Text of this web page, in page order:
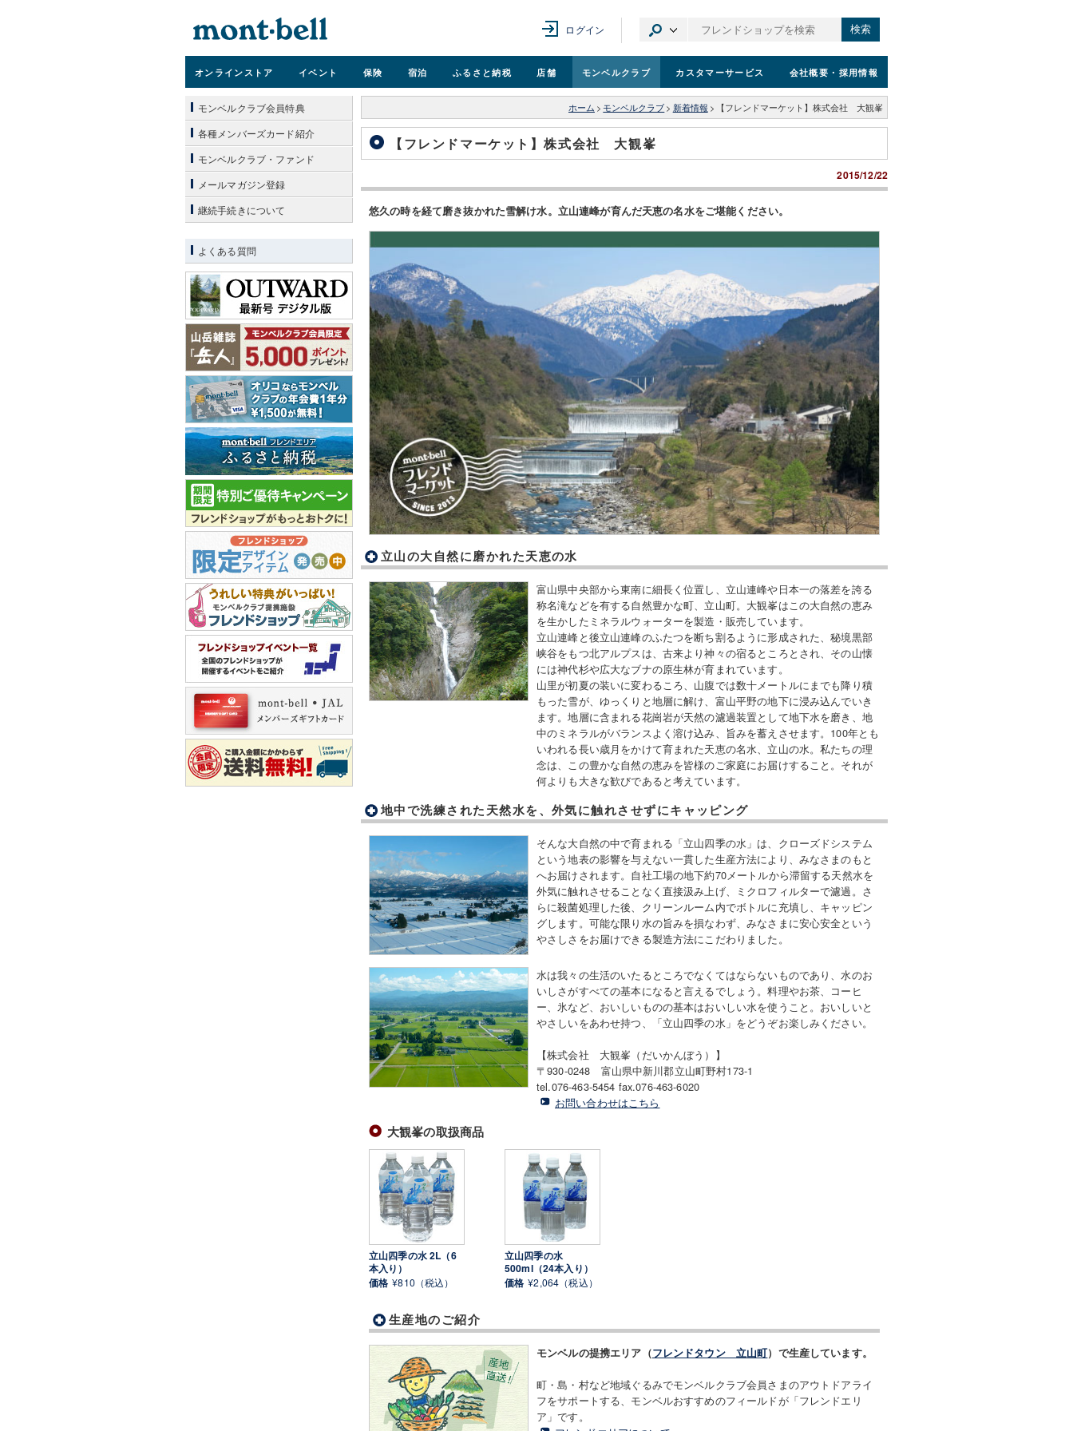
ログイン 検索
オンラインストア イベント 保険 宿泊 ふるさと納税 店舗 モンベルクラブ カスタマーサービス 会社概要 ・採用情報
ホーム > モンベルクラブ > 新着情報 > 【フレンドマーケット】株式会社 大観峯
【フレンドマーケット】株式会社 大観峯
2015/12/22
悠久の時を経て磨き抜かれた雪解け水。立山連峰が育んだ天恵の名水をご堪能ください。
立山の大自然に磨かれた天恵の水
富山県中央部から東南に細長く位置し、立山連峰や日本一の落差を誇る
称名滝などを有する自然豊かな町、立山町。大観峯はこの大自然の恵み
を生かしたミネラルウォーターを製造・販売しています。
立山連峰と後立山連峰のふたつを断ち割るように形成された、秘境黒部
峡谷をもつ北アルプスは、古来より神々の宿るところとされ、その山懐
には神代杉や広大なブナの原生林が育まれています。
山里が初夏の装いに変わるころ、山腹では数十メートルにまでも降り積
もった雪が、ゆっくりと地層に解け、富山平野の地下に浸み込んでいき
ます。地層に含まれる花崗岩が天然の濾過装置として地下水を磨き、地
中のミネラルがバランスよく溶け込み、旨みを蓄えさせます。100年とも
いわれる長い歳月をかけて育まれた天恵の名水、立山の水。私たちの理
念は、この豊かな自然の恵みを皆様のご家庭にお届けすること。それが
何よりも大きな歓びであると考えています。
地中で洗練された天然水を、外気に触れさせずにキャッピング
そんな大自然の中で育まれる「立山四季の水」は、クローズドシステム
という地表の影響を与えない一貫した生産方法により、みなさまのもと
へお届けされます。自社工場の地下約70メートルから滞留する天然水を
外気に触れさせることなく直接汲み上げ、ミクロフィルターで濾過。さ
らに殺菌処理した後、クリーンルーム内でボトルに充填し、キャッピン
グします。可能な限り水の旨みを損なわず、みなさまに安心安全という
やさしさをお届けできる製造方法にこだわりました。
水は我々の生活のいたるところでなくてはならないものであり、水のお
いしさがすべての基本になると言えるでしょう。料理やお茶、コーヒ
ー、氷など、おいしいものの基本はおいしい水を使うこと。おいしいと
やさしいをあわせ持つ、「立山四季の水」をどうぞお楽しみください。
【株式会社 大観峯（だいかんぼう）】
〒930-0248 富山県中新川郡立山町野村173-1
tel.076-463-5454 fax.076-463-6020
お問い合わせはこちら
大観峯の取扱商品
立山四季の水 2L（6
本入り）
価格 ¥810（税込）
立山四季の水
500ml（24本入り）
価格 ¥2,064（税込）
生産地のご紹介
モンベルの提携エリア（フレンドタウン 立山町）で生産しています。
町・島・村など地域ぐるみでモンベルクラブ会員さまのアウトドアライ
フをサポートする、モンベルおすすめのフィールドが「フレンドエリ
ア」です。
モンベルクラブ会員特典
各種メンバーズカード紹介
モンベルクラブ・ファンド
メールマガジン登録
継続手続きについて
よくある質問